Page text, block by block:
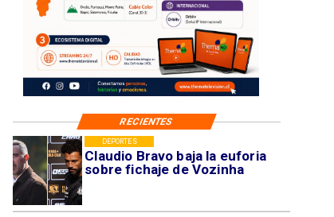
Claudio Bravo baja la euforia
sobre fichaje de Vozinha
DEPORTES
RECIENTES